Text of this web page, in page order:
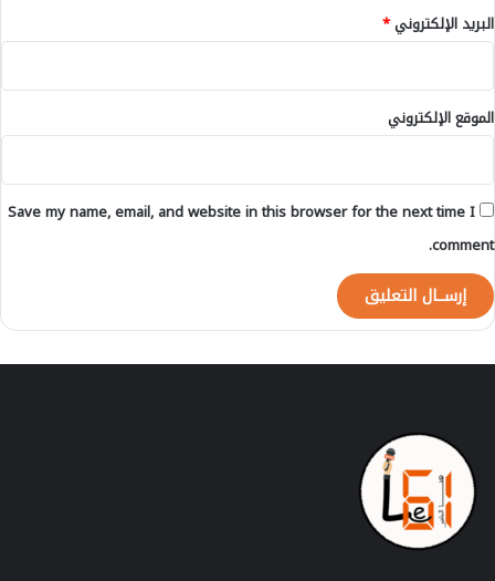
ل
ت
ي
ة
م
د
ة
ن
ي
م
ا
ل
البريد الإلكتروني*
الموقع الإلكتروني
Save my name, email, and website in this browser for the next time I
comment.